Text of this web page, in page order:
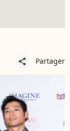
share Partager